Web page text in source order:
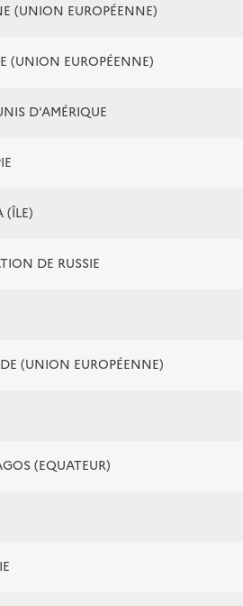
(UNION EUROPÉENNE)
(UNION EUROPÉENNE)
D'AMÉRIQUE
(ÎLE)
DE RUSSIE
(UNION EUROPÉENNE)
(EQUATEUR)